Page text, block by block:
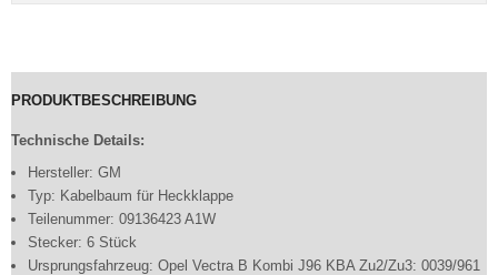
PRODUKTBESCHREIBUNG
Technische Details:
Hersteller: GM
Typ: Kabelbaum für Heckklappe
Teilenummer: 09136423 A1W
Stecker: 6 Stück
Ursprungsfahrzeug: Opel Vectra B Kombi J96 KBA Zu2/Zu3: 0039/961